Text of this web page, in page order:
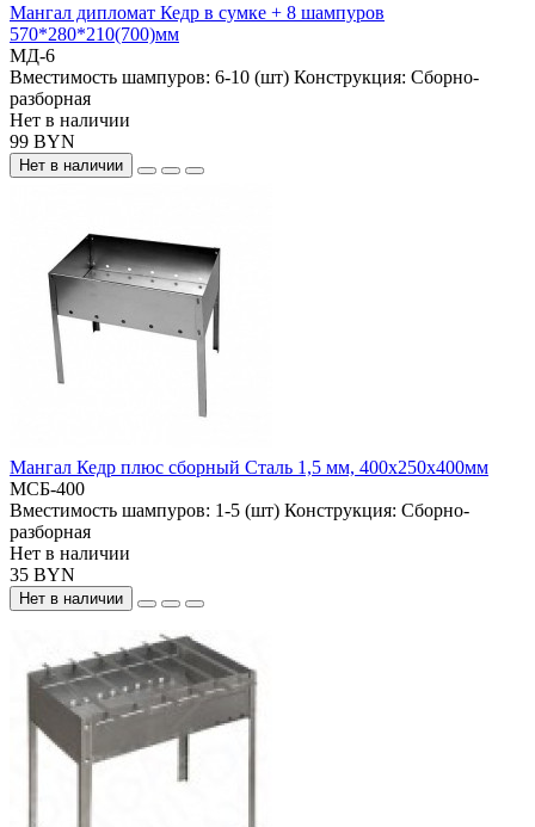
Мангал дипломат Кедр в сумке + 8 шампуров
570*280*210(700)мм
МД-6
Вместимость шампуров: 6-10 (шт) Конструкция: Сборно-
разборная
Нет в наличии
99 BYN
Нет в наличии
Мангал Кедр плюс сборный Сталь 1,5 мм, 400х250х400мм
МСБ-400
Вместимость шампуров: 1-5 (шт) Конструкция: Сборно-
разборная
Нет в наличии
35 BYN
Нет в наличии